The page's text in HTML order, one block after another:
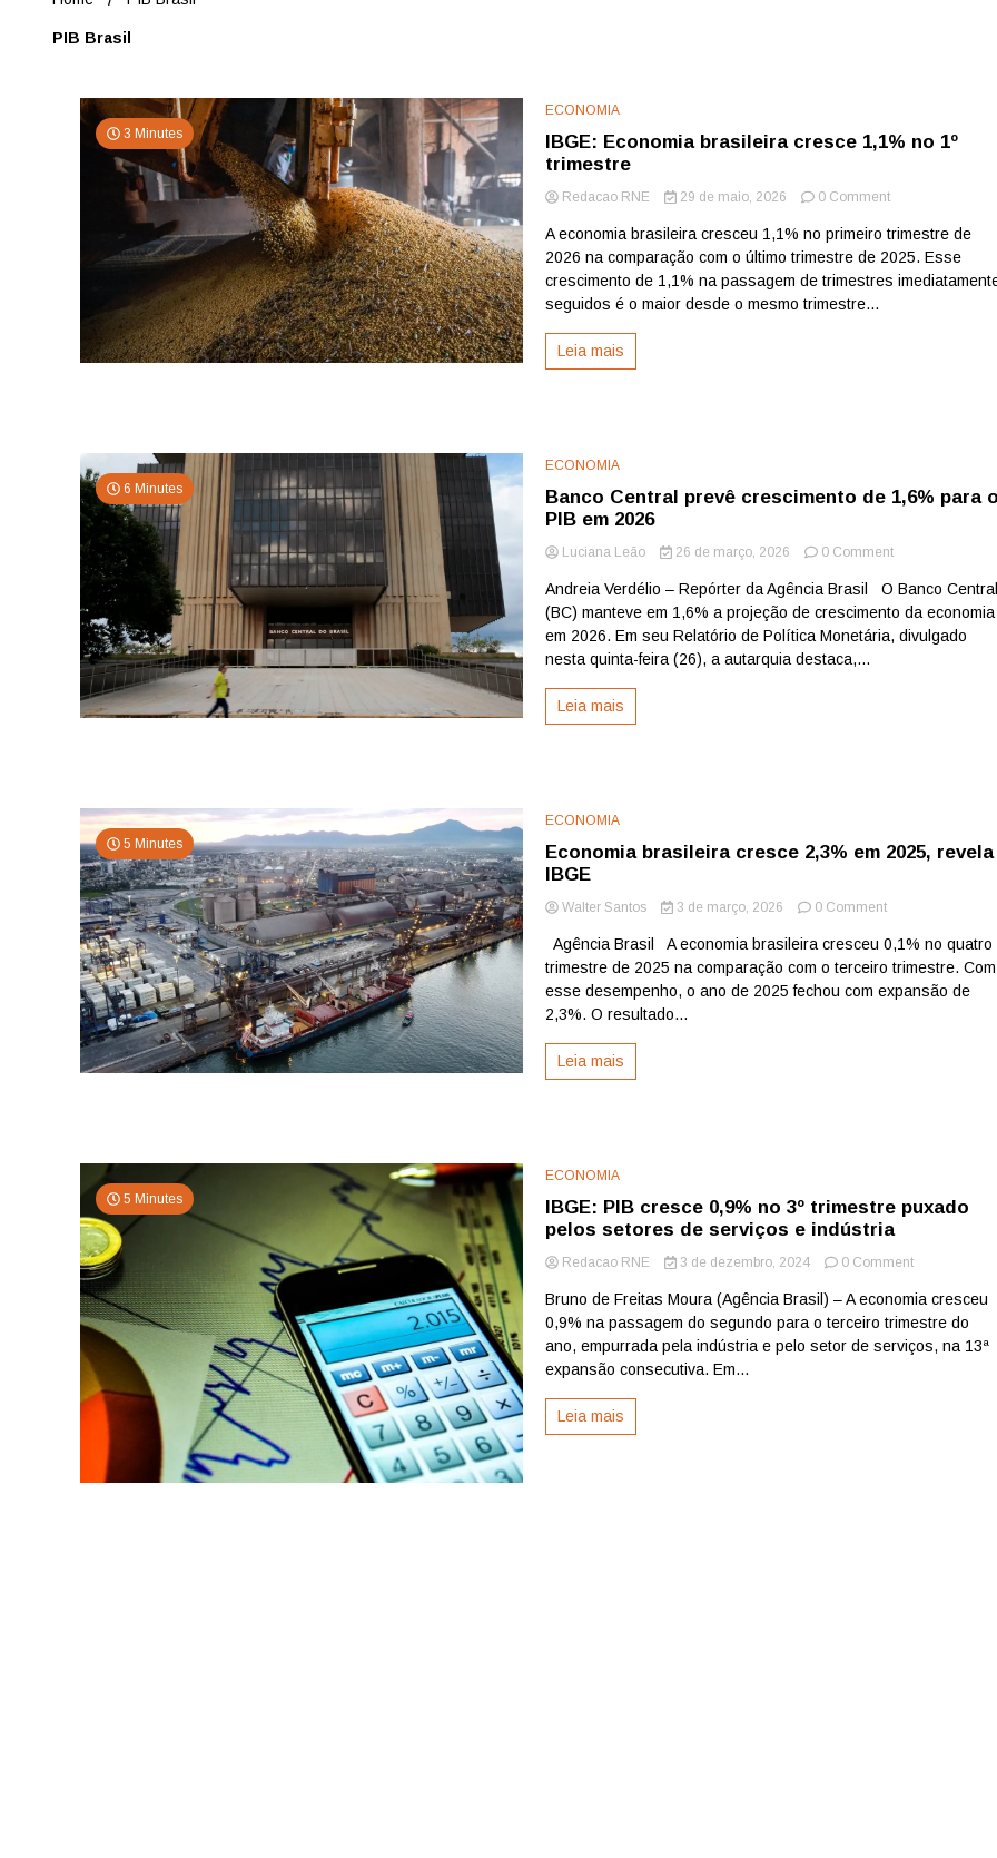
PIB Brasil
3 Minutes
ECONOMIA
IBGE: Economia brasileira cresce 1,1% no 1º
trimestre
Redacao RNE 29 de maio, 2026 0 Commenton
Economia
brasileira
cresce
A economia brasileira cresceu ​1,1% no primeiro trimestre de
2026 na comparação com o último trimestre de 2025. Esse
crescimento de 1,1% na passagem de trimestres
seguidos é o maior desde o mesmo trimestre...
Leia mais
6 Minutes
ECONOMIA
Banco Central prevê crescimento de 1,6% para
PIB em 2026
Luciana Leão 26 de março, 2026 0 Commenton
Central
prevê
crescimento
Andreia Verdélio – Repórter da Agência Brasil O Banco
(BC) manteve em 1,6% a projeção de crescimento da economia
em 2026. Em seu Relatório de Política Monetária, divulgado
nesta quinta-feira (26), a autarquia destaca,...
Leia mais
5 Minutes
ECONOMIA
Economia brasileira cresce 2,3% em 2025, revela
IBGE
Walter Santos 3 de março, 2026 0 Commenton
brasileira
cresce
2,3%
Agência Brasil A economia brasileira cresceu 0,1% no quatro
trimestre de 2025 na comparação com o terceiro trimestre. Com
esse desempenho, o ano de 2025 fechou com expansão de
2,3%. O resultado...
Leia mais
5 Minutes
ECONOMIA
IBGE: PIB cresce 0,9% no 3º trimestre puxado
pelos setores de serviços e indústria
Redacao RNE 3 de dezembro, 2024 0 Commenton
PIB
cresce
0,9%
Bruno de Freitas Moura (Agência Brasil) – A economia cresceu
0,9% na passagem do segundo para o terceiro trimestre do
ano, empurrada pela indústria e pelo setor de serviços, na 13ª
expansão consecutiva. Em...
Leia mais